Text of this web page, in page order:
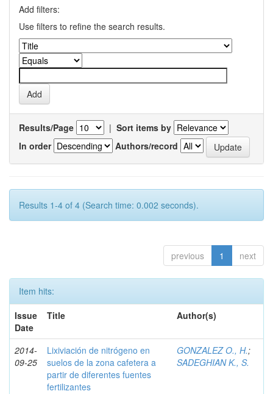
Add filters:
Use filters to refine the search results.
Results/Page | Sort items by
In order
Authors/record
Results 1-4 of 4 (Search time: 0.002 seconds).
previous 1 next
Item hits:
Issue
Date
Title Author(s)
2014-
09-25
Lixiviación de nitrógeno en
suelos de la zona cafetera a
partir de diferentes fuentes
fertilizantes
GONZALEZ O., H.;
SADEGHIAN K., S.